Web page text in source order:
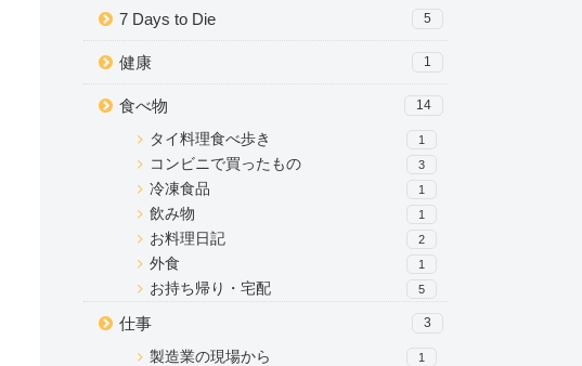
7 Days to Die 5
健康 1
食べ物 14
タイ料理食べ歩き 1
コンビニで買ったもの 3
冷凍食品 1
飲み物 1
お料理日記 2
外食 1
お持ち帰り・宅配 5
仕事 3
製造業の現場から 1